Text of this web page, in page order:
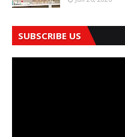
SUBSCRIBE US